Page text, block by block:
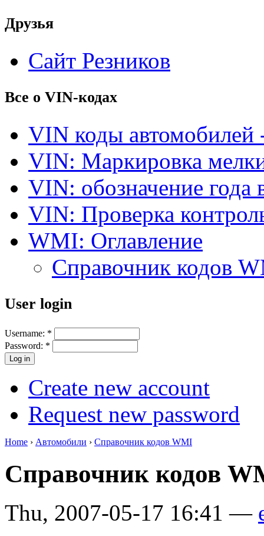
Друзья
Сайт Резников
Все о VIN-кодах
VIN коды автомобилей
VIN: Маркировка
VIN: обозначение года
VIN: Проверка
WMI: Оглавление
Справочник кодов
User login
Username: *
Password: *
Create new account
Request new password
Home › Автомобили › Справочник кодов WMI
Справочник кодов
Thu, 2007-05-17 16:41 —